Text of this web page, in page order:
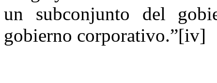
un subconjunto del
gobierno corporativo.”[iv]